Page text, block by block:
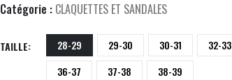
Catégorie : CLAQUETTES ET SANDALES
TAILLE 28-29 29-30 30-31 32-33
36-37
37-38 38-39